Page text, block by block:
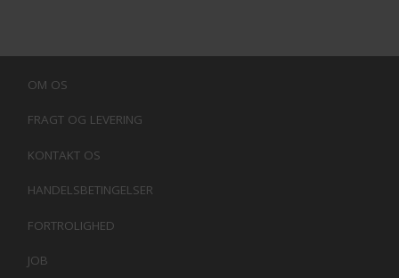
OM OS
FRAGT OG LEVERING
KONTAKT OS
HANDELSBETINGELSER
FORTROLIGHED
JOB